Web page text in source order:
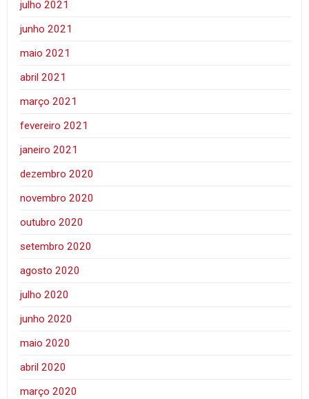
julho 2021
junho 2021
maio 2021
abril 2021
março 2021
fevereiro 2021
janeiro 2021
dezembro 2020
novembro 2020
outubro 2020
setembro 2020
agosto 2020
julho 2020
junho 2020
maio 2020
abril 2020
março 2020